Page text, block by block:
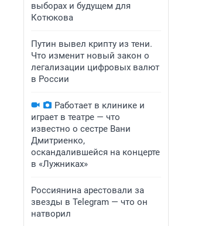
выборах и будущем для
Котюкова
Путин вывел крипту из тени.
Что изменит новый закон о
легализации цифровых валют
в России
Работает в клинике и
играет в театре — что
известно о сестре Вани
Дмитриенко,
оскандалившейся на концерте
в «Лужниках»
Россиянина арестовали за
звезды в Telegram — что он
натворил